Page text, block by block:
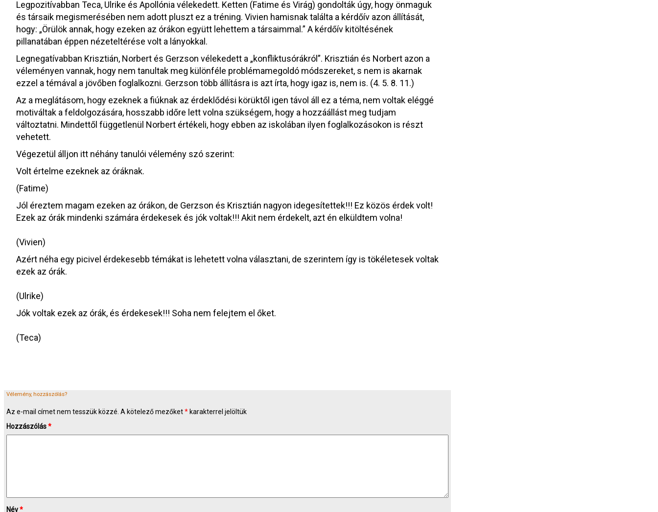
Legpozitívabban Teca, Ulrike és Apollónia vélekedett. Ketten (Fatime és Virág) gondolták úgy, hogy önmaguk
és társaik megismerésében nem adott pluszt ez a tréning. Vivien hamisnak találta a kérdőív azon állítását,
hogy: „Örülök annak, hogy ezeken az órákon együtt lehettem a társaimmal.” A kérdőív kitöltésének
pillanatában éppen nézeteltérése volt a lányokkal.
Legnegatívabban Krisztián, Norbert és Gerzson vélekedett a „konfliktusórákról”. Krisztián és Norbert azon a
véleményen vannak, hogy nem tanultak meg különféle problémamegoldó módszereket, s nem is akarnak
ezzel a témával a jövőben foglalkozni. Gerzson több állításra is azt írta, hogy igaz is, nem is. (4. 5. 8. 11.)
Az a meglátásom, hogy ezeknek a fiúknak az érdeklődési körüktől igen távol áll ez a téma, nem voltak eléggé
motiváltak a feldolgozására, hosszabb időre lett volna szükségem, hogy a hozzáállást meg tudjam
változtatni. Mindettől függetlenül Norbert értékeli, hogy ebben az iskolában ilyen foglalkozásokon is részt
vehetett.
Végezetül álljon itt néhány tanulói vélemény szó szerint:
Volt értelme ezeknek az óráknak.
(Fatime)
Jól éreztem magam ezeken az órákon, de Gerzson és Krisztián nagyon idegesítettek!!! Ez közös érdek volt!
Ezek az órák mindenki számára érdekesek és jók voltak!!! Akit nem érdekelt, azt én elküldtem volna!
(Vivien)
Azért néha egy picivel érdekesebb témákat is lehetett volna választani, de szerintem így is tökéletesek voltak
ezek az órák.
(Ulrike)
Jók voltak ezek az órák, és érdekesek!!! Soha nem felejtem el őket.
(Teca)
Vélemény, hozzászólás?
Az e-mail címet nem tesszük közzé. A kötelező mezőket* karakterrel jelöltük
Hozzászólás*
Név*